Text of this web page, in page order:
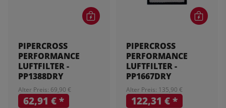
PIPERCROSS
PERFORMANCE
LUFTFILTER -
PP1388DRY
Alter Preis: 69,90 €
62,91 €*
PIPERCROSS
PERFORMANCE
LUFTFILTER -
PP1667DRY
Alter Preis: 135,90 €
122,31 €*